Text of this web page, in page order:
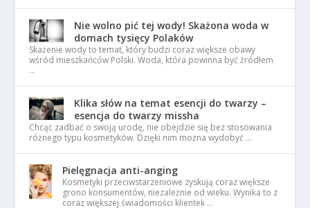
Nie wolno pić tej wody! Skażona woda w
domach tysięcy Polaków
Skażenie wody to temat, który budzi coraz większe obawy
wśród mieszkańców Polski. Woda, która powinna być źródłem
…
Klika słów na temat esencji do twarzy –
esencja do twarzy missha
Chcąc zadbać o swoją urodę, nie obejdzie się bez stosowania
różnego typu kosmetyków. Dzięki nim można wydobyć …
Pielęgnacja anti-anging
Kosmetyki przeciwstarzeniowe zyskują coraz większe
grono konsumentów, niezależnie od wieku. Wynika to z
coraz większej świadomości klientek …